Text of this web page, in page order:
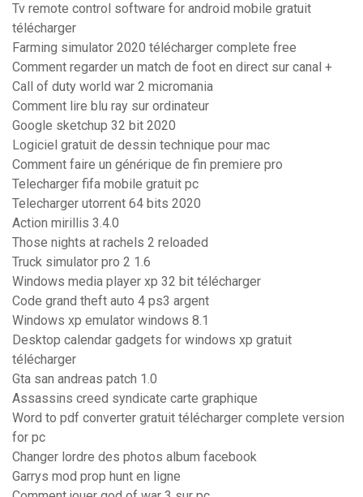
Tv remote control software for android mobile gratuit
télécharger
Farming simulator 2020 télécharger complete free
Comment regarder un match de foot en direct sur canal +
Call of duty world war 2 micromania
Comment lire blu ray sur ordinateur
Google sketchup 32 bit 2020
Logiciel gratuit de dessin technique pour mac
Comment faire un générique de fin premiere pro
Telecharger fifa mobile gratuit pc
Telecharger utorrent 64 bits 2020
Action mirillis 3.4.0
Those nights at rachels 2 reloaded
Truck simulator pro 2 1.6
Windows media player xp 32 bit télécharger
Code grand theft auto 4 ps3 argent
Windows xp emulator windows 8.1
Desktop calendar gadgets for windows xp gratuit
télécharger
Gta san andreas patch 1.0
Assassins creed syndicate carte graphique
Word to pdf converter gratuit télécharger complete version
for pc
Changer lordre des photos album facebook
Garrys mod prop hunt en ligne